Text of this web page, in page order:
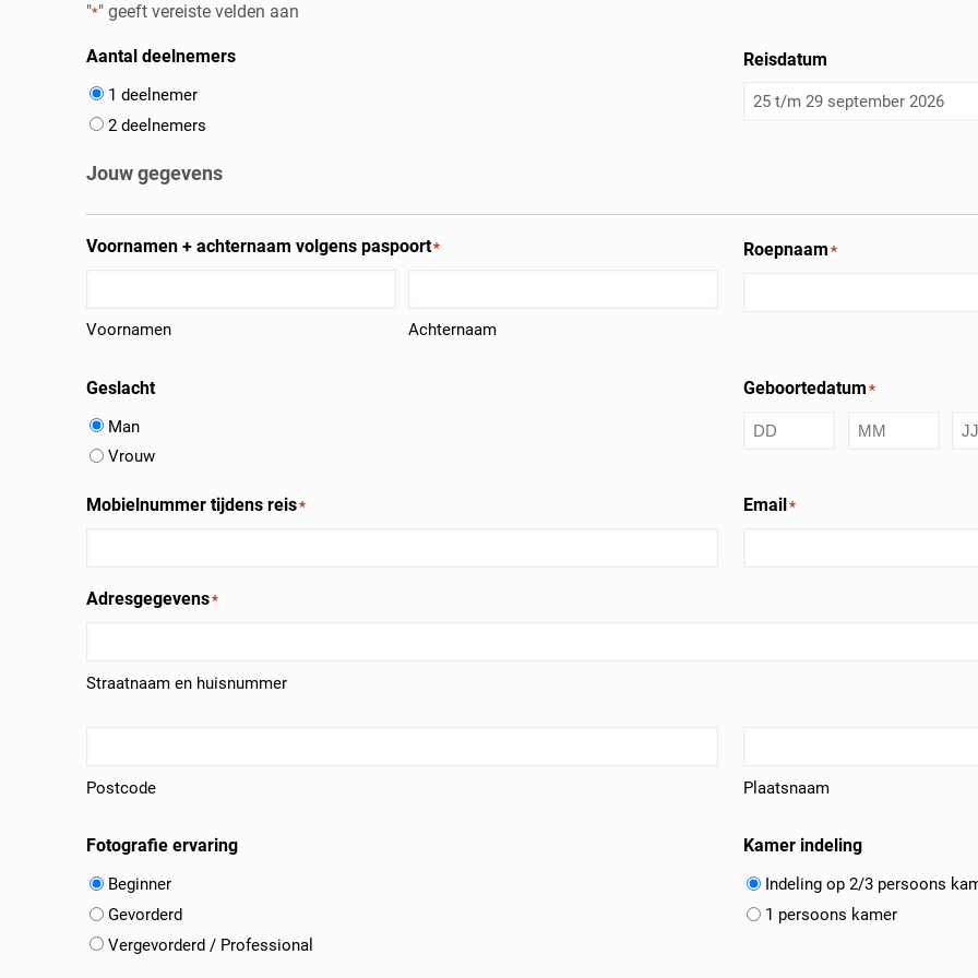
"*" geeft vereiste velden aan
Aantal deelnemers
1 deelnemer
2 deelnemers
Reisdatum
Jouw gegevens
Voornamen + achternaam volgens paspoort*
Voornamen Achternaam
Roepnaam *
Geslacht
Man
Vrouw
Geboortedatum *
Mobielnummer tijdens reis* Email *
Adresgegevens*
Straatnaam en huisnummer
plaatsnaam
Postcode Plaatsnaam
Fotografie ervaring
Beginner
Gevorderd
Vergevorderd / Professional
Kamer indeling
Indeling op 2/3 persoons
1 persoons kamer